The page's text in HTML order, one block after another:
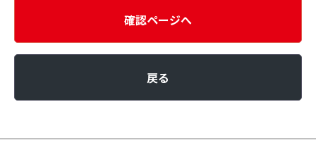
確認ページへ
戻る